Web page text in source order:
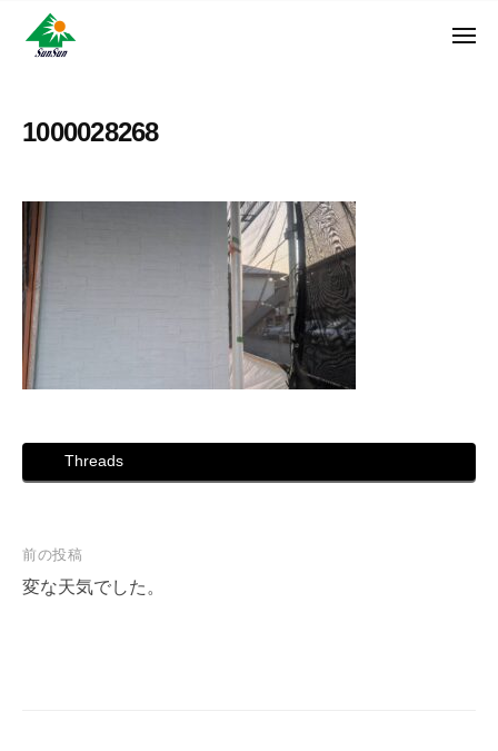
サ
サ
フ
ォ
ー
ム
株
式
会
社
神
県
大
に
あ
る
外
壁
塗
装
専
店
メ
1000028268
Threads
投
稿
前の投稿
変な天気でした。
・
サ
フ
ム
株
式
会
社
ー